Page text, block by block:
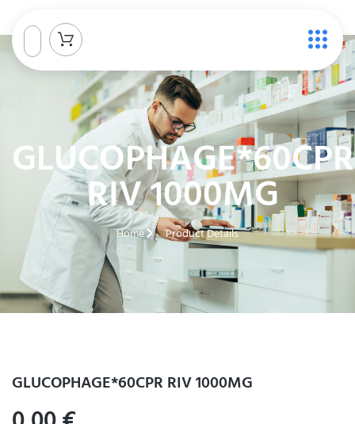
GLUCOPHAGE*60CPR
RIV 1000MG
Home Product Details
GLUCOPHAGE*60CPR RIV 1000MG